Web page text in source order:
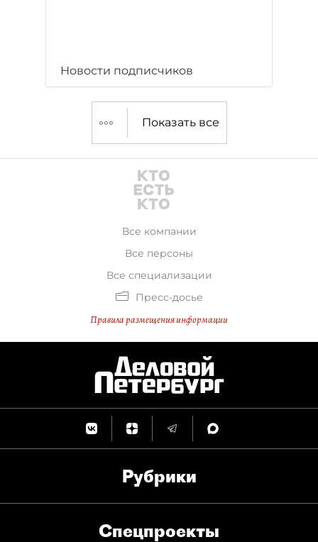
Новости подписчиков
Показать все
Все компании
Все персоны
Все специализации
Пресс-досье
Правила размещения информации
Рубрики
Спец­проекты